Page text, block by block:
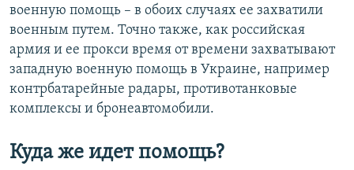
военную помощь – в обоих случаях ее захватили
военным путем. Точно также, как российская
армия и ее прокси время от времени захватывают
западную военную помощь в Украине, например
контрбатарейные радары, противотанковые
комплексы и бронеавтомобили.
Куда же идет помощь?